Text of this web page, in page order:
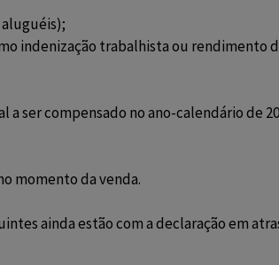
indenização trabalhista ou rendimento
ser compensado no ano-calendário de
momento da venda.
ainda estão com a declaração em